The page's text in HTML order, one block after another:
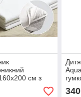
см з
х кутах
340